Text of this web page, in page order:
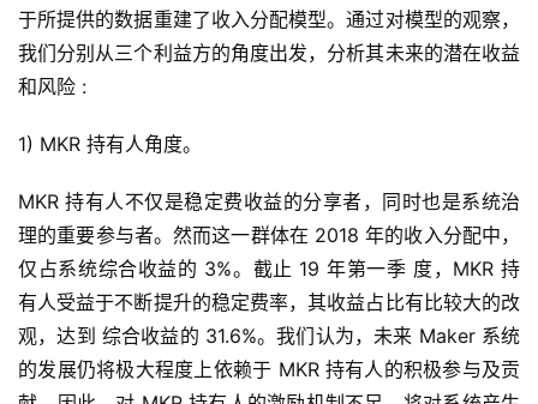
于所提供的数据重建了收入分配模型。通过对模型的观察，
我们分别从三个利益方的角度出发，分析其未来的潜在收益
和风险 :
1) MKR 持有人角度。
MKR 持有人不仅是稳定费收益的分享者，同时也是系统治
理的重要参与者。然而这一群体在 2018 年的收入分配中，
仅占系统综合收益的 3%。截止 19 年第一季 度，MKR 持
有人受益于不断提升的稳定费率，其收益占比有比较大的改
观，达到 综合收益的 31.6%。我们认为，未来 Maker 系统
的发展仍将极大程度上依赖于 MKR 持有人的积极参与及贡